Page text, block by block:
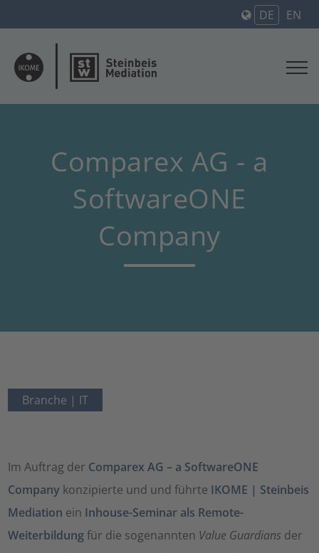
DE EN
Comparex AG - a
SoftwareONE
Company
Branche | IT
Im Auftrag der Comparex AG – a SoftwareONE
Company konzipierte und und führte IKOME | Steinbeis
Mediation ein Inhouse-Seminar als Remote-
Weiterbildungfür die sogenannten Value Guardians der